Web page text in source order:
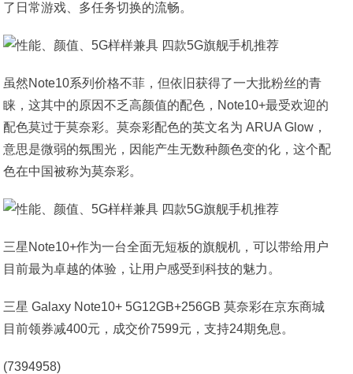
了日常游戏、多任务切换的流畅。
虽然Note10系列价格不菲，但依旧获得了一大批粉丝的青
睐，这其中的原因不乏高颜值的配色，Note10+最受欢迎的
配色莫过于莫奈彩。莫奈彩配色的英文名为 ARUA Glow，
意思是微弱的氛围光，因能产生无数种颜色变的化，这个配
色在中国被称为莫奈彩。
三星Note10+作为一台全面无短板的旗舰机，可以带给用户
目前最为卓越的体验，让用户感受到科技的魅力。
三星 Galaxy Note10+ 5G12GB+256GB 莫奈彩在京东商城
目前领券减400元，成交价7599元，支持24期免息。
(7394958)